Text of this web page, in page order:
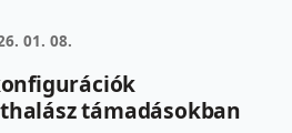
01. 08.
támadásokban